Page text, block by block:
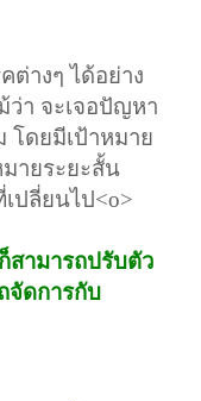
ต่างๆ ได้อย่าง
า จะเจอปัญหา
ดยมีเป้าหมาย
ายระยะสั้น
ปลี่ยนไป<o>
สามารถปรับตัว
จัดการกับ